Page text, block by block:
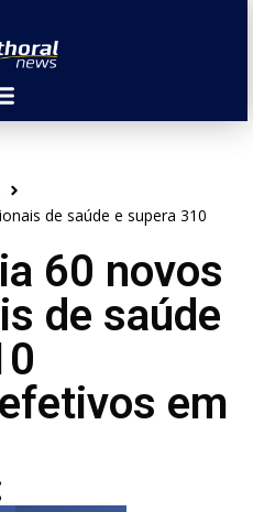
de saúde e supera 310
60 novos
de saúde
em